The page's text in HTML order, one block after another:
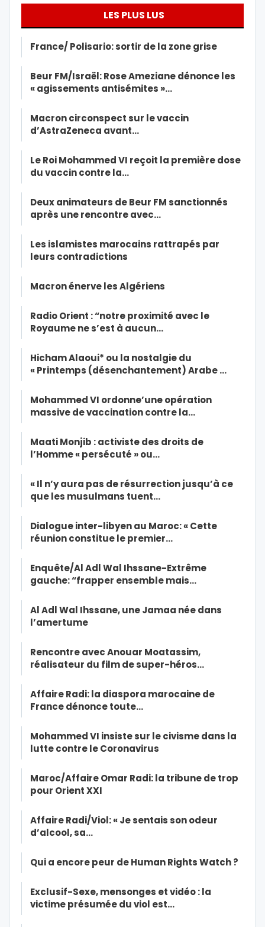
LES PLUS LUS
France/ Polisario: sortir de la zone grise
Beur FM/Israël: Rose Ameziane dénonce les
« agissements antisémites »…
Macron circonspect sur le vaccin
d’AstraZeneca avant…
Le Roi Mohammed VI reçoit la première dose
du vaccin contre la…
Deux animateurs de Beur FM sanctionnés
après une rencontre avec…
Les islamistes marocains rattrapés par
leurs contradictions
Macron énerve les Algériens
Radio Orient : “notre proximité avec le
Royaume ne s’est à aucun…
Hicham Alaoui* ou la nostalgie du
« Printemps (désenchantement) Arabe …
Mohammed VI ordonne’une opération
massive de vaccination contre la…
Maati Monjib : activiste des droits de
l’Homme « persécuté » ou…
« Il n’y aura pas de résurrection jusqu’à ce
que les musulmans tuent…
Dialogue inter-libyen au Maroc: « Cette
réunion constitue le premier…
Enquête/Al Adl Wal Ihssane-Extrême
gauche: “frapper ensemble mais…
Al Adl Wal Ihssane, une Jamaa née dans
l’amertume
Rencontre avec Anouar Moatassim,
réalisateur du film de super-héros…
Affaire Radi: la diaspora marocaine de
France dénonce toute…
Mohammed VI insiste sur le civisme dans la
lutte contre le Coronavirus
Maroc/Affaire Omar Radi: la tribune de trop
pour Orient XXI
Affaire Radi/Viol: « Je sentais son odeur
d’alcool, sa…
Qui a encore peur de Human Rights Watch ?
Exclusif-Sexe, mensonges et vidéo : la
victime présumée du viol est…